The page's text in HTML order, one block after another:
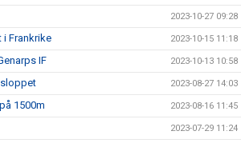
2023-10-27 09:28
i Frankrike 2023-10-15 11:18
IF 2023-10-13 10:58
2023-08-27 14:03
1500m 2023-08-16 11:45
2023-07-29 11:24